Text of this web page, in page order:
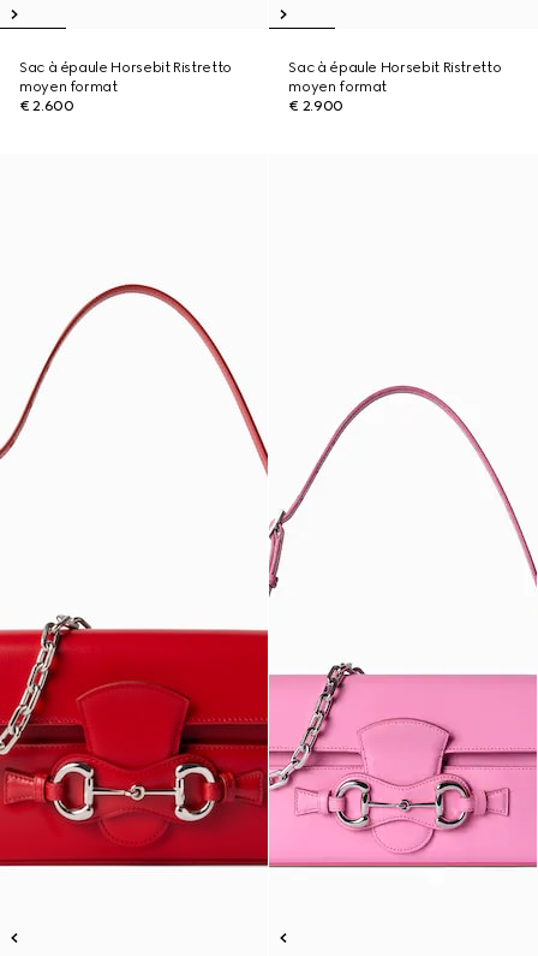
Sac à épaule Horsebit Ristretto
moyen format
€ 2.600
Sac à épaule Horsebit Ristretto
moyen format
€ 2.900